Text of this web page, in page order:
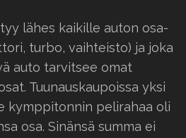
lähes kaikille auton osa-
turbo, vaihteisto) ja joka
auto tarvitsee omat
Tuunauskaupoissa yksi
kymppitonnin pelirahaa oli
osa. Sinänsä summa ei